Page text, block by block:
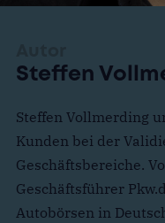
Steffen
Steffen Vollmerding
Kunden bei der
Geschäftsbereiche.
Geschäftsführer
Autobörsen in